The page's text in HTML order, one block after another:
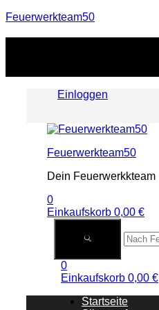
Feuerwerkteam50
Einloggen
Menu
Feuerwerkteam50
Dein Feuerwerkkteam
0
Einkaufskorb 0,00 €
0
Einkaufskorb 0,00 €
Startseite